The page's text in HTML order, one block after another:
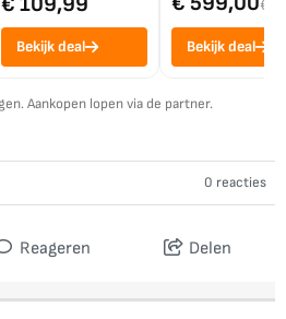
Bekijk deal
€
Bekijk deal
Aankopen lopen via de partner.
0 reacties
Reageren Delen